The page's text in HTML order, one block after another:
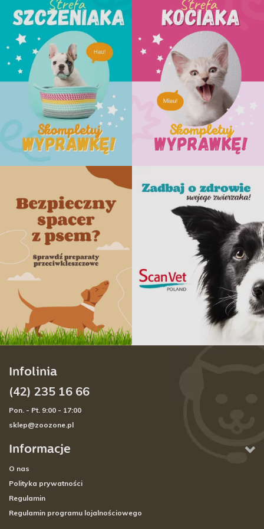
Informacje
O nas
Polityka prywatności
Regulamin
Regulamin programu lojalnościowego
Infolinia
(42) 235 16 66
Pon. - Pt. 9:00 - 17:00
sklep@zoozone.pl